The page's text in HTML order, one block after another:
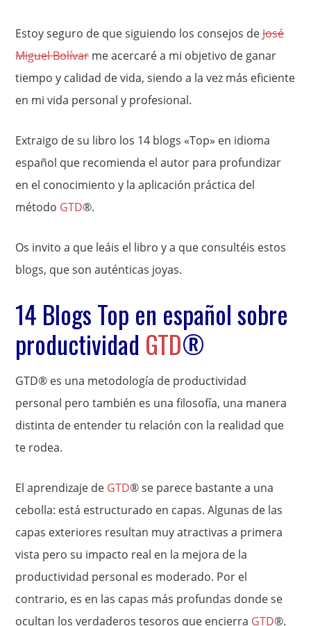
Estoy seguro de que siguiendo los consejos deJosé
Miguel Bolívarme acercaré a mi objetivo de ganar
tiempo y calidad de vida, siendo a la vez más eficiente
en mi vida personal y profesional.
Extraigo de su libro los 14 blogs «Top» en idioma
español que recomienda el autor para profundizar
en el conocimiento y la aplicación práctica del
método GTD®.
Os invito a que leáis el libro y a que consultéis estos
blogs, que son auténticas joyas.
14 Blogs Top en español sobre
productividad GTD®
GTD® es una metodología de productividad
personal pero también es una filosofía, una manera
distinta de entender tu relación con la realidad que
te rodea.
El aprendizaje de GTD® se parece bastante a una
cebolla: está estructurado en capas. Algunas de las
capas exteriores resultan muy atractivas a primera
vista pero su impacto real en la mejora de la
productividad personal es moderado. Por el
contrario, es en las capas más profundas donde se
ocultan los verdaderos tesoros que encierra GTD®.